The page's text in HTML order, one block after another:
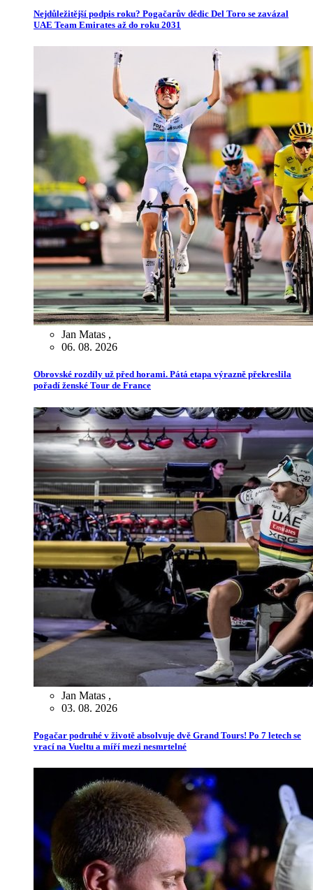
Nejdůležitější podpis roku? Pogačarův dědic Del Toro se zavázal
UAE Team Emirates až do roku 2031
Jan Matas ,
06. 08. 2026
Obrovské rozdíly už před horami. Pátá etapa výrazně překreslila
pořadí ženské Tour de France
Jan Matas ,
03. 08. 2026
Pogačar podruhé v životě absolvuje dvě Grand Tours! Po 7 letech se
vrací na Vueltu a míří mezi nesmrtelné